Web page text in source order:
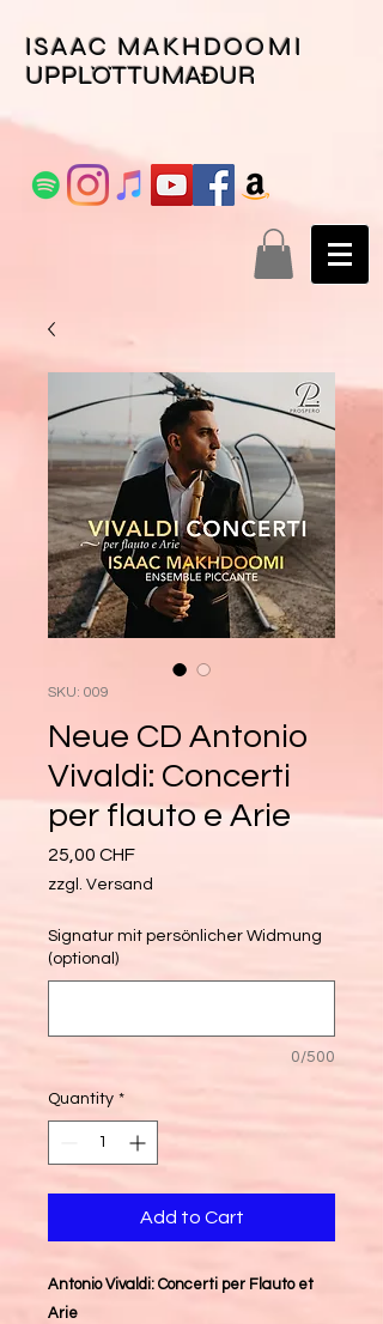
ISAAC MAKHDOOMI
UPPLÖTTUMAÐUR
SKU: 009
Neue CD Antonio
Vivaldi: Concerti
per flauto e Arie
25,00 CHFPrice
zzgl. Versand
Signatur mit persönlicher Widmung
(optional)
0/500
Quantity *
Add to Cart
Antonio Vivaldi: Concerti per Flauto et
Arie